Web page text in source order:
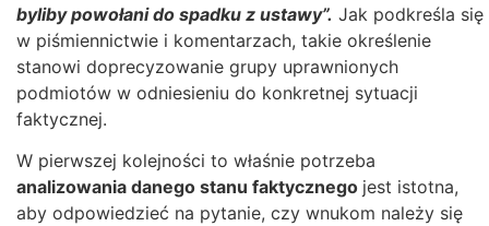
byliby powołani do spadku z ustawy”. Jak podkreśla się
w piśmiennictwie i komentarzach, takie określenie
stanowi doprecyzowanie grupy uprawnionych
podmiotów w odniesieniu do konkretnej sytuacji
faktycznej.
W pierwszej kolejności to właśnie potrzeba
analizowania danego stanu faktycznego jest istotna,
aby odpowiedzieć na pytanie, czy wnukom należy się